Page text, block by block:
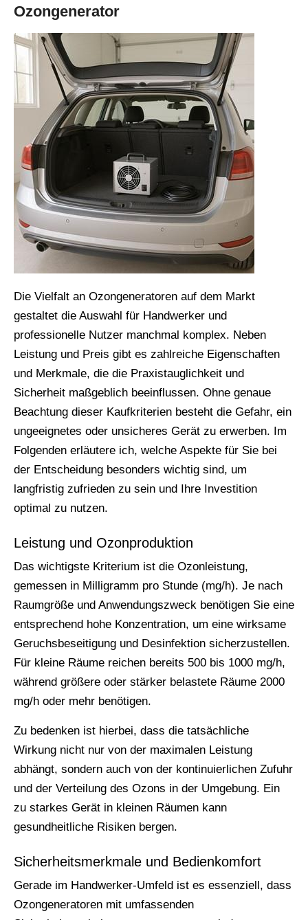
Ozongenerator
Die Vielfalt an Ozongeneratoren auf dem Markt
gestaltet die Auswahl für Handwerker und
professionelle Nutzer manchmal komplex. Neben
Leistung und Preis gibt es zahlreiche Eigenschaften
und Merkmale, die die Praxistauglichkeit und
Sicherheit maßgeblich beeinflussen. Ohne genaue
Beachtung dieser Kaufkriterien besteht die Gefahr, ein
ungeeignetes oder unsicheres Gerät zu erwerben. Im
Folgenden erläutere ich, welche Aspekte für Sie bei
der Entscheidung besonders wichtig sind, um
langfristig zufrieden zu sein und Ihre Investition
optimal zu nutzen.
Leistung und Ozonproduktion
Das wichtigste Kriterium ist die Ozonleistung,
gemessen in Milligramm pro Stunde (mg/h). Je nach
Raumgröße und Anwendungszweck benötigen Sie eine
entsprechend hohe Konzentration, um eine wirksame
Geruchsbeseitigung und Desinfektion sicherzustellen.
Für kleine Räume reichen bereits 500 bis 1000 mg/h,
während größere oder stärker belastete Räume 2000
mg/h oder mehr benötigen.
Zu bedenken ist hierbei, dass die tatsächliche
Wirkung nicht nur von der maximalen Leistung
abhängt, sondern auch von der kontinuierlichen Zufuhr
und der Verteilung des Ozons in der Umgebung. Ein
zu starkes Gerät in kleinen Räumen kann
gesundheitliche Risiken bergen.
Sicherheitsmerkmale und Bedienkomfort
Gerade im Handwerker-Umfeld ist es essenziell, dass
Ozongeneratoren mit umfassenden